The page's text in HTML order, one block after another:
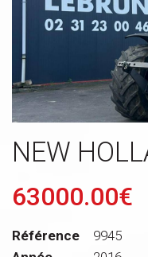
NEW
63000.00€
Référence
9945